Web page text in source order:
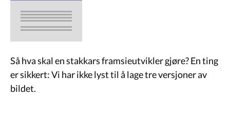
Så hva skal en stakkars framsieutvikler gjøre? En ting
er sikkert: Vi har ikke lyst til å lage tre versjoner av
bildet.